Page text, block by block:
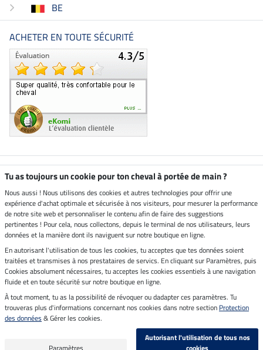
BE
ACHETER EN TOUTE SÉCURITÉ
Boutique climatiquement
neutre
Livraison par
Paiement sécurisé
Mentions légales
Dernière actualisation le 08.08.2026 à 14:33
Tous les prix s'entendent TVA incluse et
frais de port en sus
Tu as toujours un cookie pour ton cheval à portée de main ?
Nous aussi ! Nous utilisons des cookies et autres technologies pour offrir une
expérience d'achat optimale et sécurisée à nos visiteurs, pour mesurer la performance
de notre site web et personnaliser le contenu afin de faire des suggestions
pertinentes ! Pour cela, nous collectons, depuis le terminal de nos utilisateurs, leurs
données et la manière dont ils naviguent sur notre boutique en ligne.
En autorisant l'utilisation de tous les cookies, tu acceptes que tes données soient
traitées et transmises à nos prestataires de servics. En cliquant sur Paramètres, puis
Cookies absolument nécessaires, tu acceptes les cookies essentiels à une navigation
fluide et en toute sécurité sur notre boutique en ligne.
À tout moment, tu as la possibilité de révoquer ou dadapter ces paramètres. Tu
trouveras plus d'informations concernant nos cookies dans notre section Protection
des données & Gérer les cookies.
Autorisant l'utilisation de tous nos